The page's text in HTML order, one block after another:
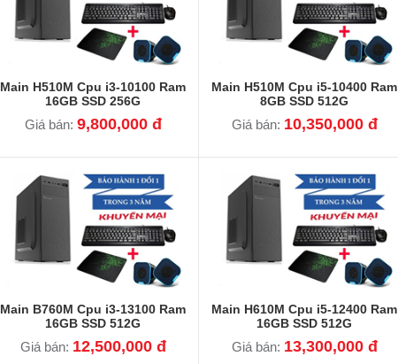
Main H510M Cpu i3-10100 Ram
16GB SSD 256G
Giá bán: 9,800,000 đ
Main H510M Cpu i5-10400 Ram
8GB SSD 512G
Giá bán: 10,350,000 đ
Main B760M Cpu i3-13100 Ram
16GB SSD 512G
Giá bán: 12,500,000 đ
Main H610M Cpu i5-12400 Ram
16GB SSD 512G
Giá bán: 13,300,000 đ